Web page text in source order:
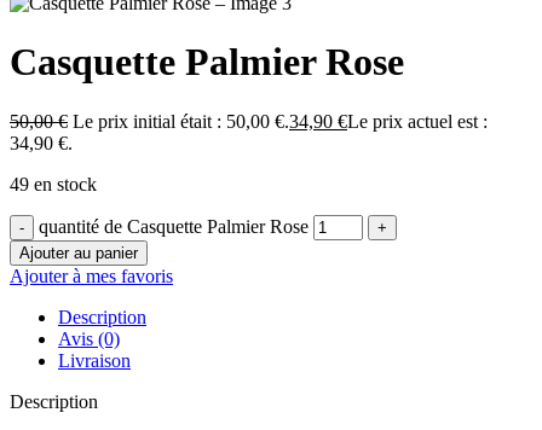
Casquette Palmier Rose
50,00€ Le prix initial était : 50,00 €.34,90 €Le prix actuel est :
34,90 €.
49 en stock
quantité de Casquette Palmier Rose
Ajouter au panier
Ajouter à mes favoris
Description
Avis (0)
Livraison
Description